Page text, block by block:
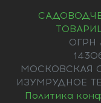
ОГРН
МОСКОВСКАЯ
ИЗУМРУДНОЕ
Политика